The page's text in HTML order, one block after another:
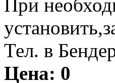
При
Тел. в
Цена: 0